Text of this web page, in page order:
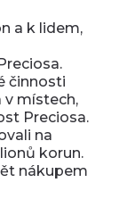
a k lidem,
činnosti
v místech,
Preciosa.
na
korun.
nákupem